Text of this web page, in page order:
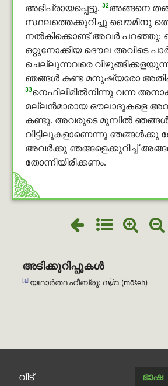
അഭിപ്രായപ്പെട്ടു. 32അങ്ങനെ
സ്ഥലത്തെക്കുറിച്ചു ഖൌമിനു
നല്‍കിക്കൊണ്ട് അവര്‍ പറഞ്ഞു:
ഒറ്റുനോക്കിയ ദൌല അവിടെ
ചെല്ലുന്നവരെ
ഞങ്ങള്‍ കണ്ട മനുഷ്യരോ
33നെഫിലിമില്‍നിന്നു വന്ന
മല്ലന്‍മാരായ ഔലാദുകളെ
കണ്ടു. അവരുടെ മുമ്പില്‍
വിട്ടിലുകളാണെന്നു ഞങ്ങള്‍ക്കു
അവര്‍ക്കു ഞങ്ങളെക്കുറിച്ച്
തോന്നിയിരിക്കണം.
അടിക്കുറിപ്പുകൾ
[a] യഥാർത്ഥ ഹീബ്രു: מֹשֶׁ֔ה (mōšeh)
വീട് ഭാഷ